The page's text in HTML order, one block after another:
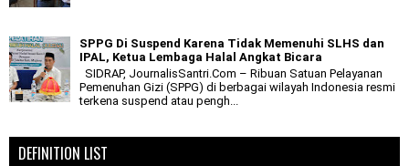
SPPG Di Suspend Karena Tidak Memenuhi SLHS dan
IPAL, Ketua Lembaga Halal Angkat Bicara
SIDRAP, JournalisSantri.Com – Ribuan Satuan Pelayanan
Pemenuhan Gizi (SPPG) di berbagai wilayah Indonesia resmi
terkena suspend atau pengh...
DEFINITION LIST